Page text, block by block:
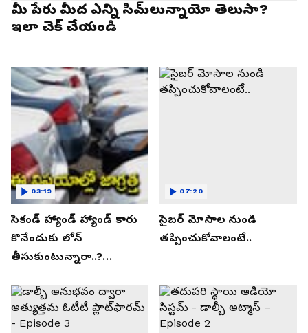
మీ పేరు మీద ఎన్ని సిమ్‌లున్నాయో తెలుసా?
ఇలా చెక్ చేయండి
సెకండ్ హ్యాండ్ హ్యాండ్ కారు
కొనేందుకు లోన్
తీసుకుంటున్నారా..?
తెలుసుకోండి..!
03:19
సైబర్ మోసాల నుండి
తప్పించుకోవాలంటే..
07:20